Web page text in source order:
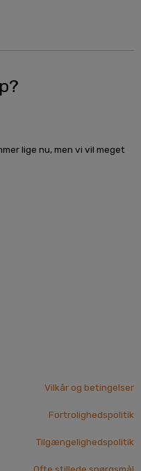
lige nu, men vi vil meget
Vilkår og betingelser
Fortrolighedspolitik
Tilgængelighedspolitik